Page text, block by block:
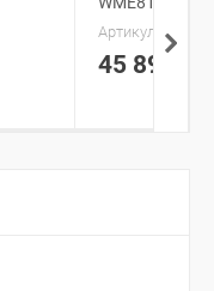
Артикул: 974663
45 890